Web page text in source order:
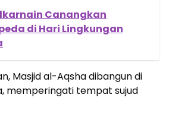
Canangkan
di Hari Lingkungan
Masjid al-Aqsha dibangun di
memperingati tempat sujud